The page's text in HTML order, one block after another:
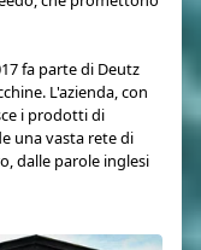
fa parte di Deutz
L'azienda, con
i prodotti di
una vasta rete di
dalle parole inglesi